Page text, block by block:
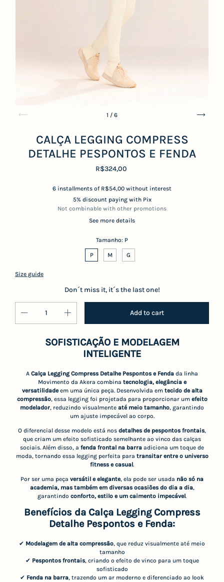
1 / 6
CALÇA LEGGING COMPRESS
DETALHE PESPONTOS E FENDA
R$324,00
6 installments of R$54,00 without interest
5% discountpaying with Pix
Not combinable with other promotions
See more details
Tamanho: P
P M G
Size guide
Don´t miss it, it´s the last one!
SOFISTICAÇÃO E MODELAGEM
INTELIGENTE
A Calça Legging Compress Detalhe Pespontos e Fenda da linha
Movimento da Akera combina tecnologia, elegância e
versatilidadeem uma única peça. Desenvolvida em tecido de alta
compressão, essa legging foi projetada para proporcionar um efeito
modelador, reduzindo visualmente até meio tamanho, garantindo
um ajuste impecável ao corpo.
O diferencial desse modelo está nos detalhes de pespontos frontais,
que criam um efeito sofisticado semelhante ao vinco das calças
sociais. Além disso, a fenda frontal na barra adiciona um toque de
moda, tornando essa legging perfeita para transitar entre o universo
fitness e casual.
Por ser uma peça versátil e elegante, ela pode ser usada não só na
academia, mas também em diversas ocasiões do dia a dia,
garantindo conforto, estilo e um caimento impecável.
Benefícios da Calça Legging Compress
Detalhe Pespontos e Fenda:
✔ Modelagem de alta compressão, que reduz visualmente até meio
tamanho
✔ Pespontos frontais, criando o efeito de vinco para um toque
sofisticado
✔ Fenda na barra, trazendo um ar moderno e diferenciado ao look